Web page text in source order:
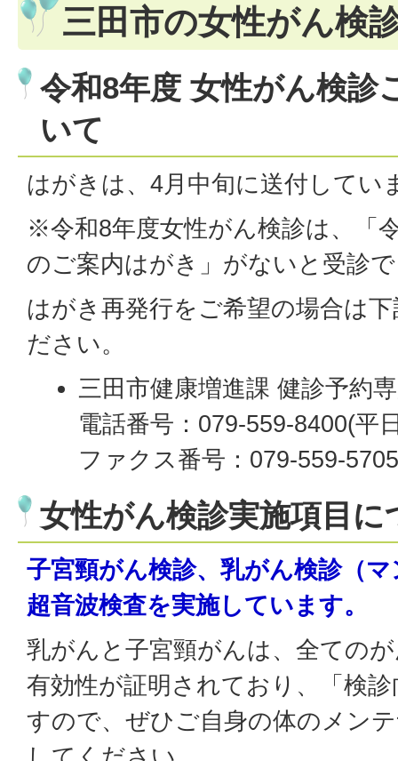
三田市の女性がん検
令和8年度 女性がん検診
いて
はがきは、4月中旬に送付してい
※令和8年度女性がん検診は、「
のご案内はがき」がないと受診
はがき再発行をご希望の場合は
ださい。
三田市健康増進課 健診予約
電話番号：079-559-8400(平
ファクス番号：079-559-
女性がん検診実施項目に
子宮頸がん検診、 乳がん検診（マ
超音波検査を実施しています。
乳がんと子宮頸がんは、全ての
有効性が証明されており、「検
すので、ぜひご自身の体のメン